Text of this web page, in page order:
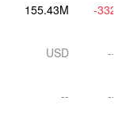
155.43M -
USD --
-- --